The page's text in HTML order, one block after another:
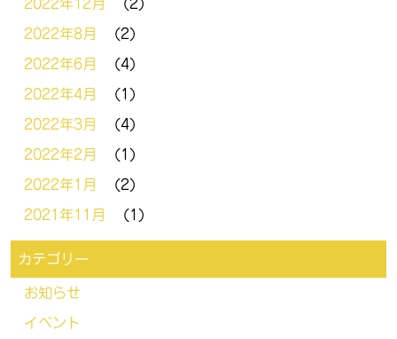
2022年12月 (2)
2022年8月 (2)
2022年6月 (4)
2022年4月 (1)
2022年3月 (4)
2022年2月 (1)
2022年1月 (2)
2021年11月 (1)
カテゴリー
お知らせ
イベント